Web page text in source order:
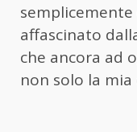
affascinato
che ancora ad
non solo la